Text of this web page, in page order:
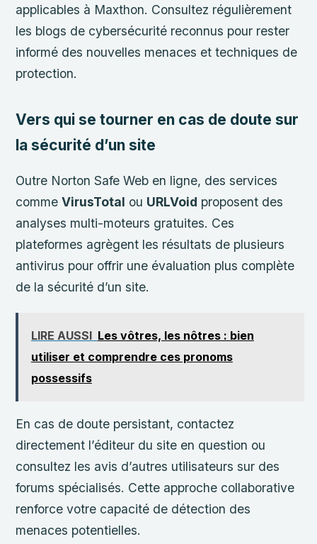
applicables à Maxthon. Consultez régulièrement
les blogs de cybersécurité reconnus pour rester
informé des nouvelles menaces et techniques de
protection.
Vers qui se tourner en cas de doute sur
la sécurité d’un site
Outre Norton Safe Web en ligne, des services
commeVirusTotal ou URLVoid proposent des
analyses multi-moteurs gratuites. Ces
plateformes agrègent les résultats de plusieurs
antivirus pour offrir une évaluation plus complète
de la sécurité d’un site.
LIRE AUSSI Les vôtres, les nôtres : bien
utiliser et comprendre ces pronoms
possessifs
En cas de doute persistant, contactez
directement l’éditeur du site en question ou
consultez les avis d’autres utilisateurs sur des
forums spécialisés. Cette approche collaborative
renforce votre capacité de détection des
menaces potentielles.